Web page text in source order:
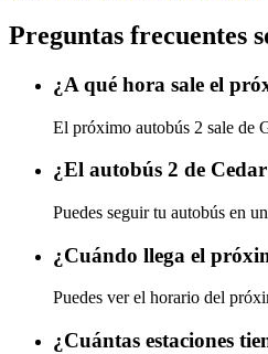
Preguntas frecuentes
¿A qué hora sale el
El próximo autobús 2 sale de
¿El autobús 2 de
Puedes seguir tu autobús en
¿Cuándo llega el
Puedes ver el horario del
¿Cuántas estaciones